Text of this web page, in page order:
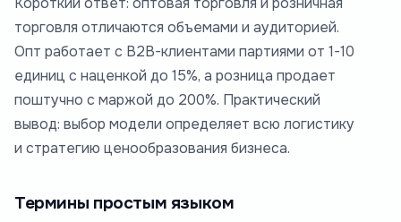
торговля отличаются объемами и аудиторией.
Опт работает с B2B-клиентами партиями от 1-10
единиц с наценкой до 15%, а розница продает
поштучно с маржой до 200%. Практический
вывод: выбор модели определяет всю логистику
и стратегию ценообразования бизнеса.
Термины простым языком